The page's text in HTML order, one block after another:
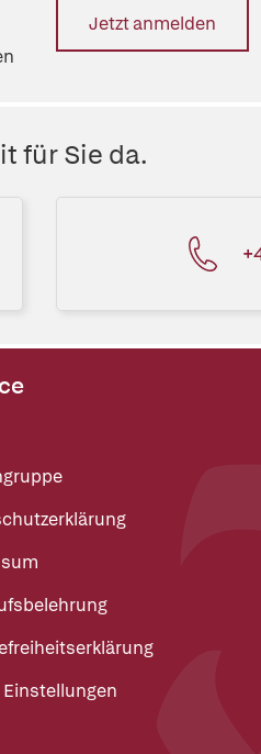
Jetzt anmelden
für Sie da.
Einstellungen